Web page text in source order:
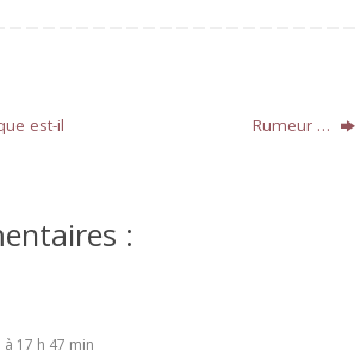
est-il
Rumeur …
:
17 h 47 min